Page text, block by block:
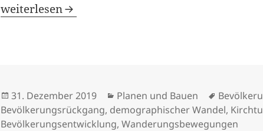
Everswinkel in der Demografiefalle
weiterlesen
Veröffentlicht
am
31. Dezember 2019 Kategorien
Planen und Bauen
Bevölkerungsrückgang, demographischer Wandel,
Bevölkerungsentwicklung,Wanderungsbewegungen